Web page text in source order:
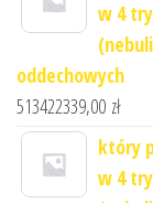
w 4
oddechowych
513422339,00 zł
który
w 4